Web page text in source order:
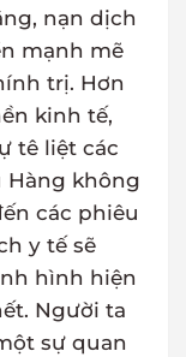
nạn dịch
mạnh mẽ
trị. Hơn
kinh tế,
tê liệt các
không
các phiêu
y tế sẽ
hình hiện
Người ta
sự quan